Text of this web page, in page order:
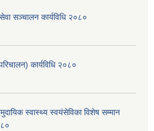
सञ्चालन कार्यविधि २०८०
कार्यविधि २०८०
स्वास्थ्य स्वयंसेविका विशेष सम्मान